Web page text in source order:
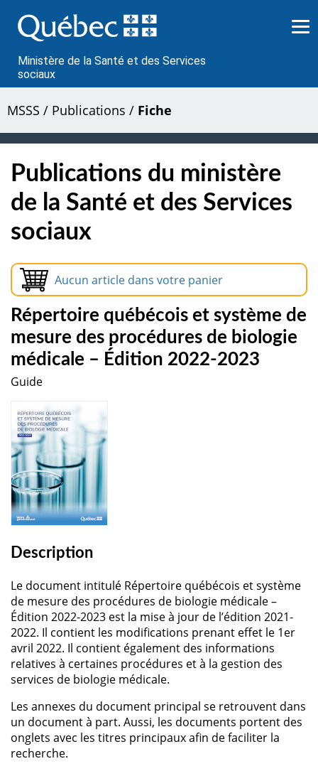
au
contenu
Ministère de la Santé et des Services
sociaux
MSSS / Publications / Fiche
Publications du ministère
de la Santé et des Services
sociaux
Aucun article dans votre panier
Répertoire québécois et système de
mesure des procédures de biologie
médicale – Édition 2022-2023
Guide
Description
Le document intitulé Répertoire québécois et système
de mesure des procédures de biologie médicale –
Édition 2022-2023 est la mise à jour de l’édition 2021-
2022. Il contient les modifications prenant effet le 1er
avril 2022. Il contient également des informations
relatives à certaines procédures et à la gestion des
services de biologie médicale.
Les annexes du document principal se retrouvent dans
un document à part. Aussi, les documents portent des
onglets avec les titres principaux afin de faciliter la
recherche.